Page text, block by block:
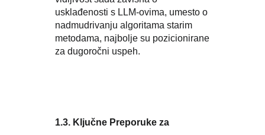
usklađenosti s LLM-ovima, umesto o
nadmudrivanju algoritama starim
metodama, najbolje su pozicionirane
za dugoročni uspeh.
1.3. Ključne Preporuke za